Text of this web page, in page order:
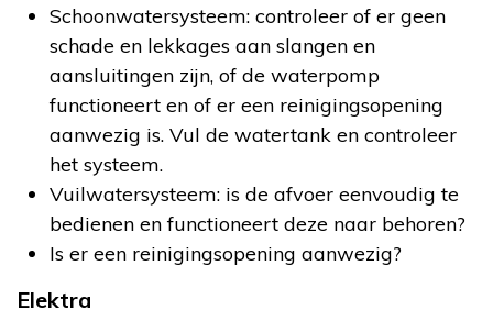
Schoonwatersysteem: controleer of er geen
schade en lekkages aan slangen en
aansluitingen zijn, of de waterpomp
functioneert en of er een reinigingsopening
aanwezig is. Vul de watertank en controleer
het systeem.
Vuilwatersysteem: is de afvoer eenvoudig te
bedienen en functioneert deze naar behoren?
Is er een reinigingsopening aanwezig?
Elektra